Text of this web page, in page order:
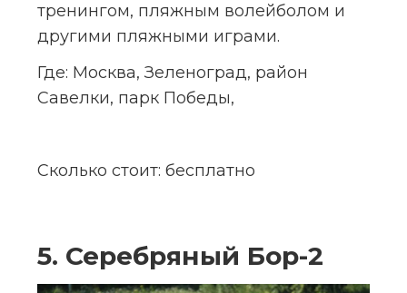
тренингом, пляжным волейболом и
другими пляжными играми.
Где: Москва, Зеленоград, район
Савелки, парк Победы,
Сколько стоит: бесплатно
5. Серебряный Бор-2